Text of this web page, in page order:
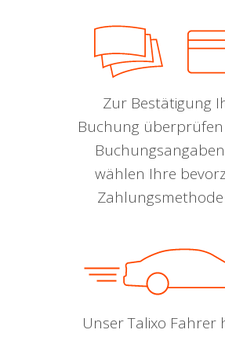
Zur Bestätigung
Buchung überprüfen
wählen Ihre
Zahlungsmethode
Unser Talixo Fahrer